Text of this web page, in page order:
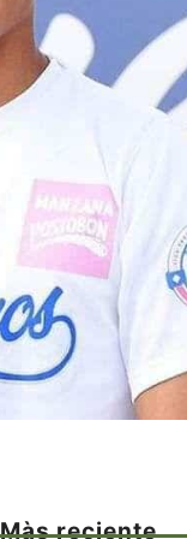
Màs reciente